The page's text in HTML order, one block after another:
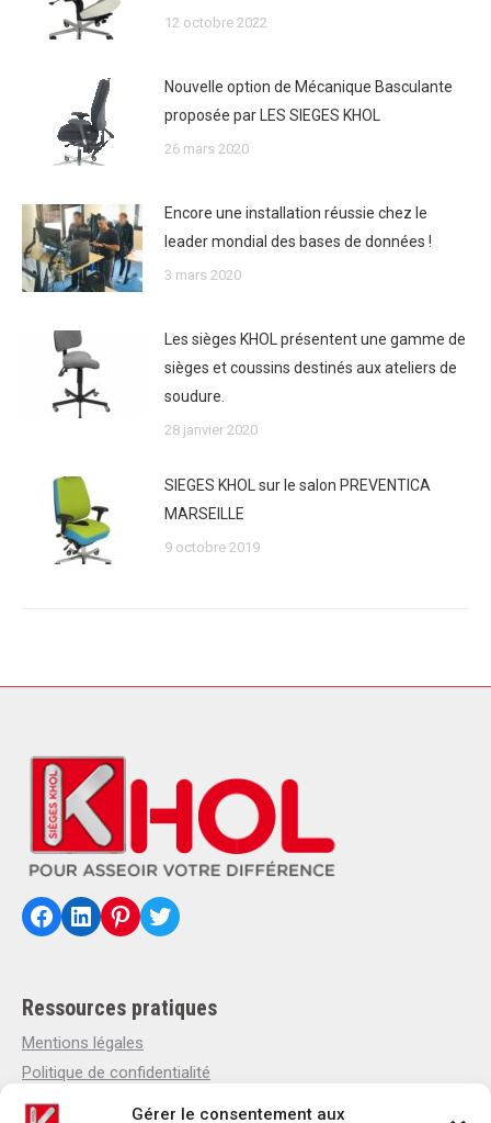
Gérer le consentement aux
12 octobre 2022
Nouvelle option de Mécanique Basculante
proposée par LES SIEGES KHOL
26 mars 2020
Encore une installation réussie chez le
leader mondial des bases de données !
3 mars 2020
Les sièges KHOL présentent une gamme de
sièges et coussins destinés aux ateliers de
soudure.
28 janvier 2020
SIEGES KHOL sur le salon PREVENTICA
MARSEILLE
9 octobre 2019
Facebook LinkedIn Pinterest Twitter
Ressources pratiques
Mentions légales
Politique de confidentialité
Politique de cookies